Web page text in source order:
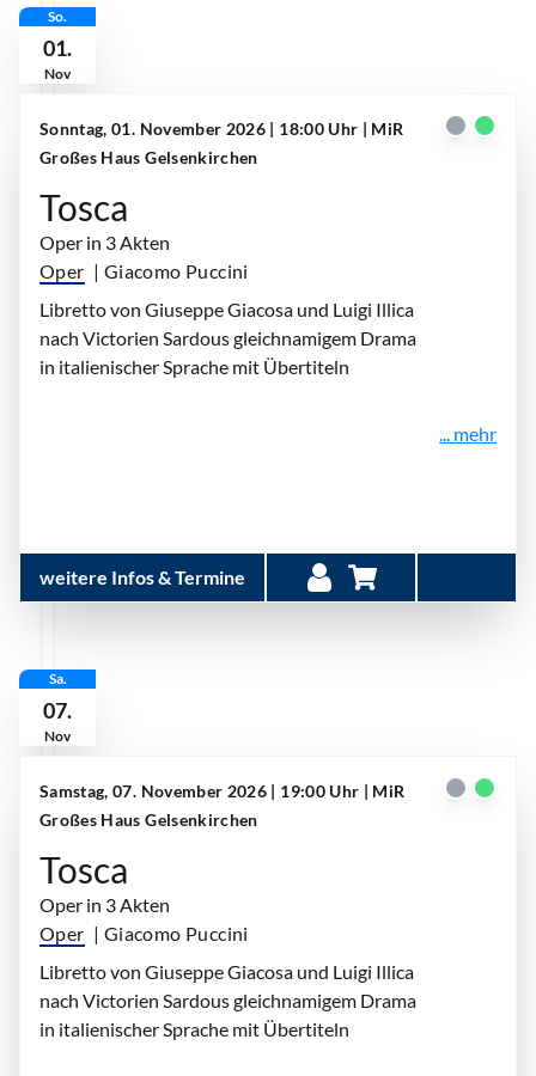
So.
01.
Nov
Sonntag, 01. November 2026 | 18:00 Uhr | MiR
Großes Haus Gelsenkirchen
Tosca
Oper in 3 Akten
Oper | Giacomo Puccini
Libretto von Giuseppe Giacosa und Luigi Illica
nach Victorien Sardous gleichnamigem Drama
in italienischer Sprache mit Übertiteln
... mehr
weitere Infos & Termine
Sa.
07.
Nov
Samstag, 07. November 2026 | 19:00 Uhr | MiR
Großes Haus Gelsenkirchen
Tosca
Oper in 3 Akten
Oper | Giacomo Puccini
Libretto von Giuseppe Giacosa und Luigi Illica
nach Victorien Sardous gleichnamigem Drama
in italienischer Sprache mit Übertiteln